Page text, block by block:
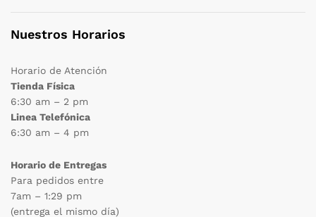
Nuestros Horarios
Horario de Atención
Tienda Física
6:30 am – 2 pm
Linea Telefónica
6:30 am – 4 pm
Horario de Entregas
Para pedidos entre
7am – 1:29 pm
(entrega el mismo día)